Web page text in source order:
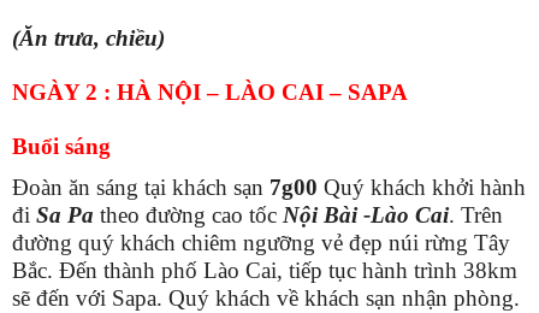
(Ăn trưa, chiều)
NGÀY 2 : HÀ NỘI – LÀO CAI – SAPA
Buổi sáng
Đoàn ăn sáng tại khách sạn 7g00 Quý khách khởi hành
đi Sa Pa theo đường cao tốc Nội Bài -Lào Cai. Trên
đường quý khách chiêm ngưỡng vẻ đẹp núi rừng Tây
Bắc. Đến thành phố Lào Cai, tiếp tục hành trình 38km
sẽ đến với Sapa. Quý khách về khách sạn nhận phòng.